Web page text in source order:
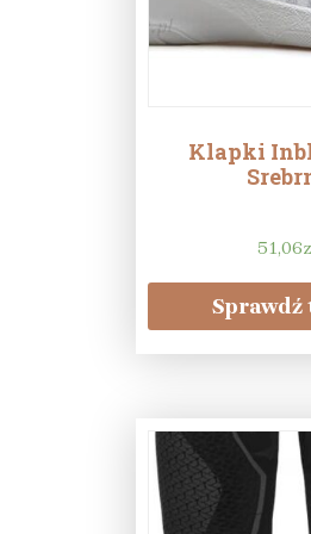
Klapki
51,06
Sprawdź